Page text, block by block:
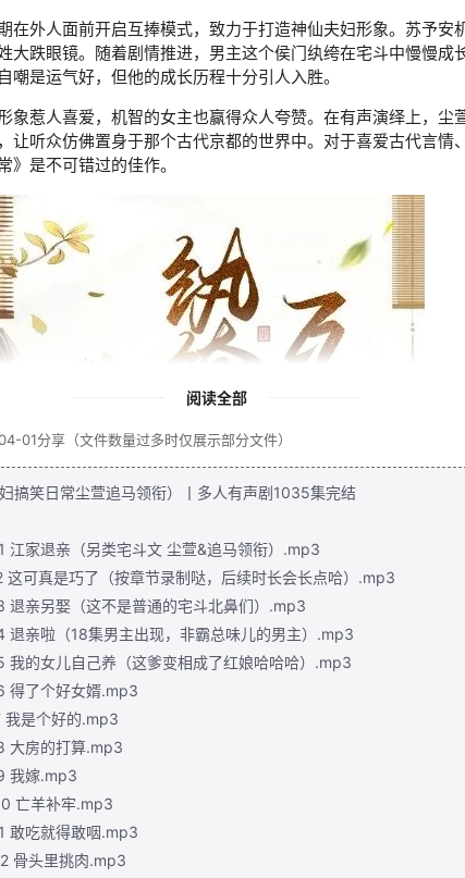
在外人面前开启互捧模式，致力于打造神仙夫妇形象。苏予安
大跌眼镜。随着剧情推进，男主这个侯门纨绔在宅斗中慢慢成
是运气好，但他的成长历程十分引人入胜。
象惹人喜爱，机智的女主也赢得众人夸赞。在有声演绎上，尘
让听众仿佛置身于那个古代京都的世界中。对于喜爱古代言情
》是不可错过的佳作。
阅读全部
01分享（文件数量过多时仅展示部分文件）
搞笑日常尘萱追马领衔）丨多人有声剧1035集完结
江家退亲（另类宅斗文 尘萱&追马领衔）.mp3
可真是巧了（按章节录制哒，后续时长会长点哈）.mp3
退亲另娶（这不是普通的宅斗北鼻们）.mp3
亲啦（18集男主出现，非霸总味儿的男主）.mp3
我的女儿自己养（这爹变相成了红娘哈哈哈）.mp3
得了个好女婿.mp3
我是个好的.mp3
大房的打算.mp3
我嫁.mp3
亡羊补牢.mp3
敢吃就得敢咽.mp3
骨头里挑肉.mp3